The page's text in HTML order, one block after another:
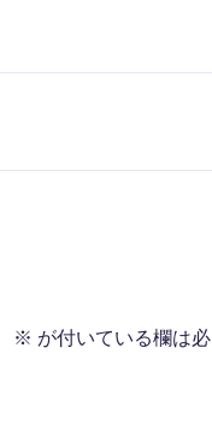
※ が付いている欄は必